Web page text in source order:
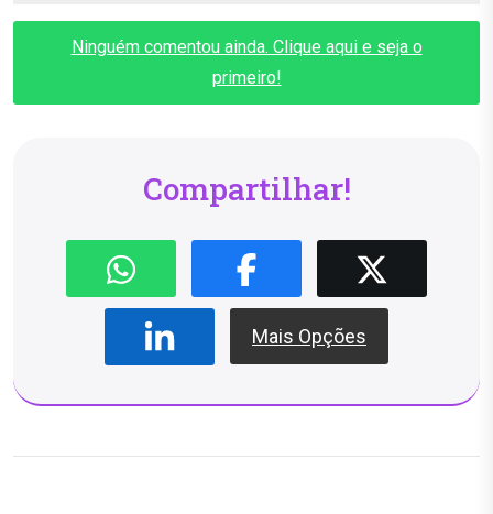
Ninguém comentou ainda. Clique aqui e seja o
primeiro!
Compartilhar!
Mais Opções